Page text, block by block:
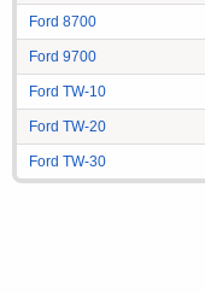
Ford 8700
Ford 9700
Ford TW-10
Ford TW-20
Ford TW-30